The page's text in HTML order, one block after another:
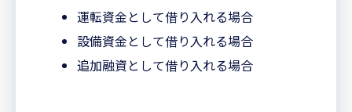
運転資金として借り入れる場合
設備資金として借り入れる場合
追加融資として借り入れる場合